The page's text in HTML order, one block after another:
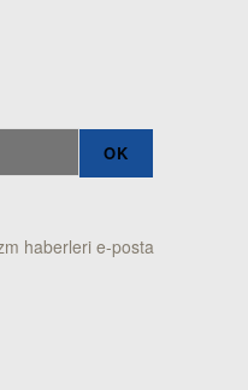
haberleri e-posta